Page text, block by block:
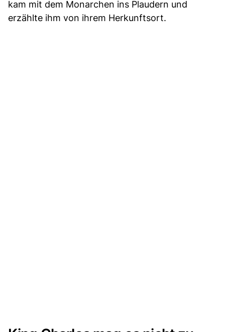
kam mit dem Monarchen ins Plaudern und
erzählte ihm von ihrem Herkunftsort.